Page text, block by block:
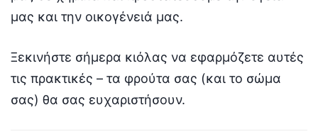
μας και την οικογένειά μας.
Ξεκινήστε σήμερα κιόλας να εφαρμόζετε αυτές
τις πρακτικές – τα φρούτα σας (και το σώμα
σας) θα σας ευχαριστήσουν.